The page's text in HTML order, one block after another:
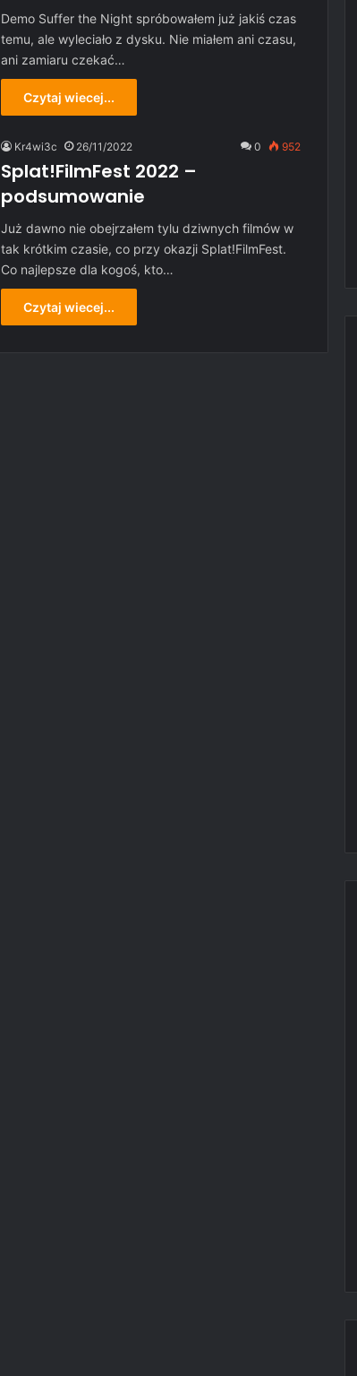
Demo Suffer the Night spróbowałem już jakiś czas
temu, ale wyleciało z dysku. Nie miałem ani czasu,
ani zamiaru czekać…
Czytaj wiecej...
Kr4wi3c 26/11/2022 0 952
Splat!FilmFest 2022 –
podsumowanie
Już dawno nie obejrzałem tylu dziwnych filmów w
tak krótkim czasie, co przy okazji Splat!FilmFest.
Co najlepsze dla kogoś, kto…
Czytaj wiecej...